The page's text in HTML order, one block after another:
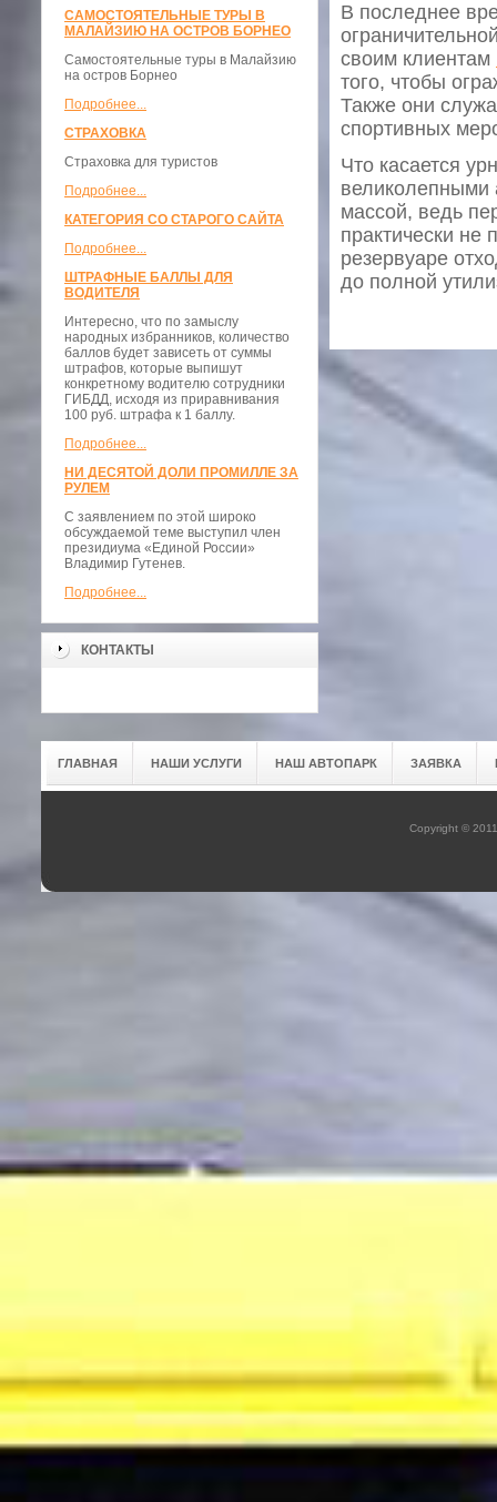
САМОСТОЯТЕЛЬНЫЕ ТУРЫ В
МАЛАЙЗИЮ НА ОСТРОВ БОРНЕО
Самостоятельные туры в Малайзию
на остров Борнео
Подробнее...
СТРАХОВКА
Страховка для туристов
Подробнее...
КАТЕГОРИЯ СО СТАРОГО САЙТА
Подробнее...
ШТРАФНЫЕ БАЛЛЫ ДЛЯ
ВОДИТЕЛЯ
Интересно, что по замыслу
народных избранников, количество
баллов будет зависеть от суммы
штрафов, которые выпишут
конкретному водителю сотрудники
ГИБДД, исходя из приравнивания
100 руб. штрафа к 1 баллу.
Подробнее...
НИ ДЕСЯТОЙ ДОЛИ ПРОМИЛЛЕ ЗА
РУЛЕМ
С заявлением по этой широко
обсуждаемой теме выступил член
президиума «Единой России»
Владимир Гутенев.
Подробнее...
КОНТАКТЫ
В последнее
своим клиентам
того, чтобы
Также они
спортивных
Что касается
великолепными
массой, ведь
практически не
резервуаре
до полной
ГЛАВНАЯ НАШИ УСЛУГИ НАШ АВТОПАРК ЗАЯВКА
Copyright ©